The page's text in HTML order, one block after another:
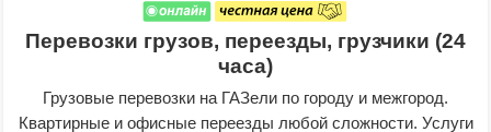
Перевозки грузов, переезды, грузчики (24
часа)
Грузовые перевозки на ГАЗели по городу и межгород.
Квартирные и офисные переезды любой сложности. Услуги